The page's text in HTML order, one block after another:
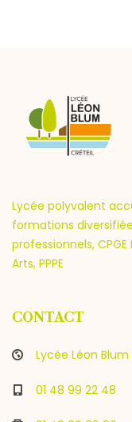
s
a
v
i
g
a
Lycée polyvalent
formations
professionnels,
Arts, PPPE
CONTACT
Lycée Léon
01 48 99 22 48